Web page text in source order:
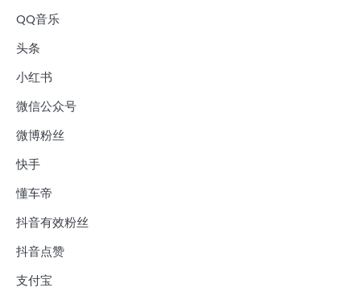
QQ音乐
头条
小红书
微信公众号
微博粉丝
快手
懂车帝
抖音有效粉丝
抖音点赞
支付宝